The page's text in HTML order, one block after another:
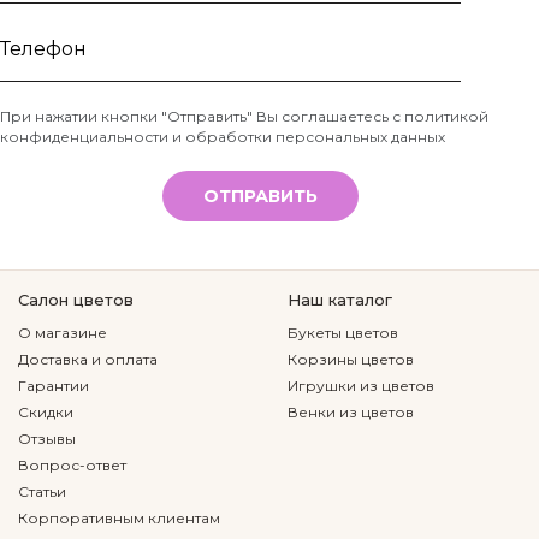
Ваше
Телефон
*
При нажатии кнопки "Отправить" Вы соглашаетесь с политикой
конфиденциальности и обработки персональных данных
ОТПРАВИТЬ
Салон цветов
О магазине
Доставка и оплата
Гарантии
Скидки
Отзывы
Вопрос-ответ
Статьи
Корпоративным клиентам
Наш каталог
Букеты цветов
Корзины цветов
Игрушки из цветов
Венки из цветов